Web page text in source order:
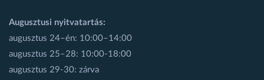
Augusztusi nyitvatartás:
augusztus 24–én: 10:00–14:00
augusztus 25–28: 10:00-18:00
augusztus 29-30: zárva